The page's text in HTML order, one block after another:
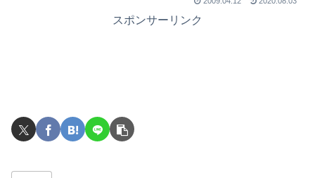
スポンサーリンク